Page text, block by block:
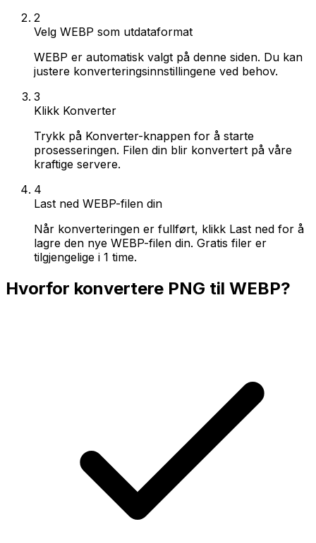
2
Velg WEBP som utdataformat
WEBP er automatisk valgt på denne siden. Du kan
justere konverteringsinnstillingene ved behov.
3
Klikk Konverter
Trykk på Konverter-knappen for å starte
prosesseringen. Filen din blir konvertert på våre
kraftige servere.
4
Last ned WEBP-filen din
Når konverteringen er fullført, klikk Last ned for å
lagre den nye WEBP-filen din. Gratis filer er
tilgjengelige i 1 time.
Hvorfor konvertere PNG til WEBP?